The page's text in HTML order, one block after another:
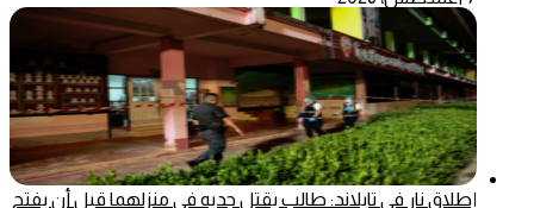
إطلاق نار في تايلاند: طالب يقتل جديه في منزلهما قبل أن يفتح